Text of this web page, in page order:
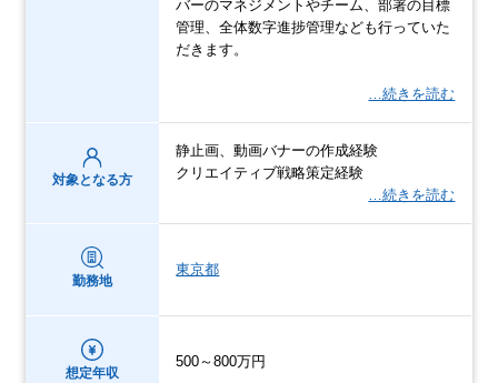
バーのマネジメントやチーム、部署の目標
管理、全体数字進捗管理なども行っていた
だきます。
…続きを読む
対象となる方
静止画、動画バナーの作成経験
クリエイティブ戦略策定経験
…続きを読む
勤務地
東京都
想定年収
500～800万円